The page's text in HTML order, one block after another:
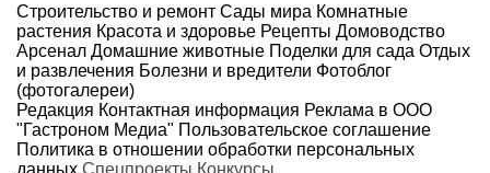
Строительство и ремонт Сады мира Комнатные
растения Красота и здоровье Рецепты Домоводство
Арсенал Домашние животные Поделки для сада Отдых
и развлечения Болезни и вредители Фотоблог
(фотогалереи)
Редакция Контактная информация Реклама в ООО
"Гастроном Медиа" Пользовательское соглашение
Политика в отношении обработки персональных
данных Спецпроекты Конкурсы